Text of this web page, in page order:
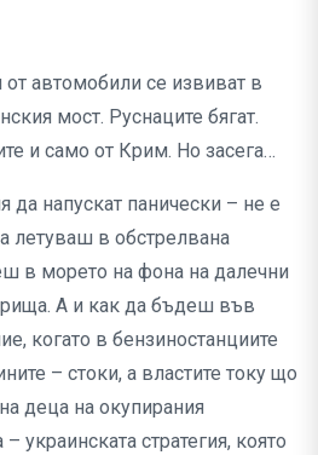
автомобили се извиват в
мост. Руснаците бягат.
и само от Крим. Но засега…
да напускат панически – не е
летуваш в обстрелвана
в морето на фона на далечни
А и как да бъдеш във
когато в бензиностанциите
– стоки, а властите току що
деца на окупирания
украинската стратегия, която